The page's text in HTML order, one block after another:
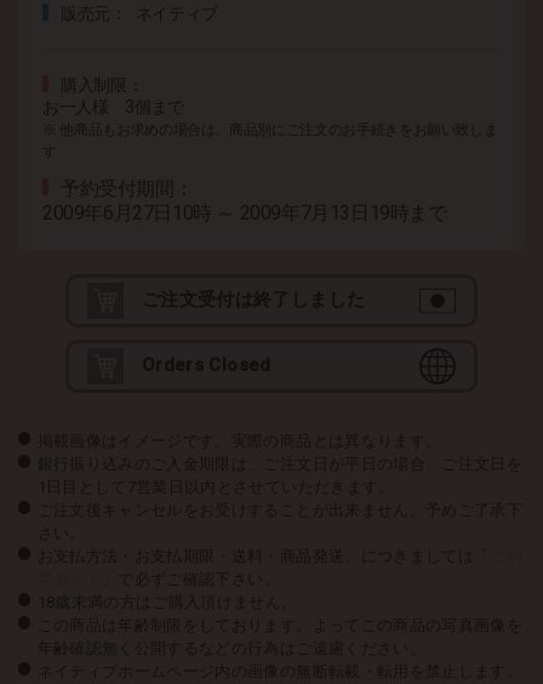
販売元
ネイティブ
購入制限
お一人様 3個まで
※ 他商品もお求めの場合は、商品別にご注文のお手続きをお願い致しま
予約受付期間
2009年6月27日10時 ～ 2009年7月13日19時まで